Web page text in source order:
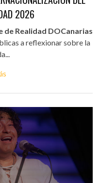
2026
de Realidad DOCanarias
a reflexionar sobre la